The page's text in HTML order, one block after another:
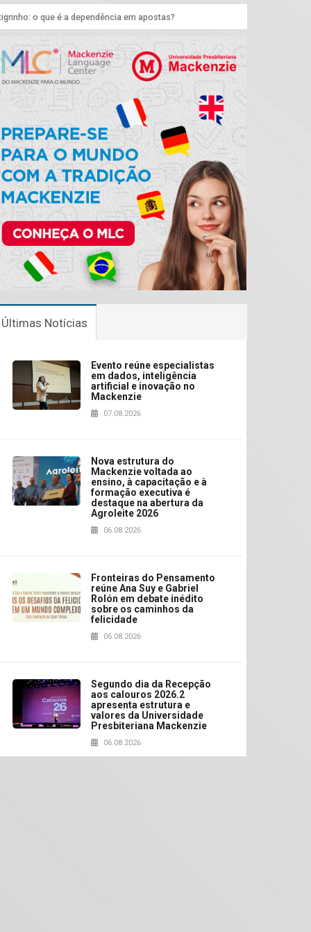
o que é a dependência em apostas?
Últimas Notícias
Evento reúne especialistas
em dados, inteligência
artificial e inovação no
Mackenzie
07.08.2026
Nova estrutura do
Mackenzie voltada ao
ensino, à capacitação e à
formação executiva é
destaque na abertura da
Agroleite 2026
06.08.2026
Fronteiras do Pensamento
reúne Ana Suy e Gabriel
Rolón em debate inédito
sobre os caminhos da
felicidade
06.08.2026
Segundo dia da Recepção
aos calouros 2026.2
apresenta estrutura e
valores da Universidade
Presbiteriana Mackenzie
06.08.2026